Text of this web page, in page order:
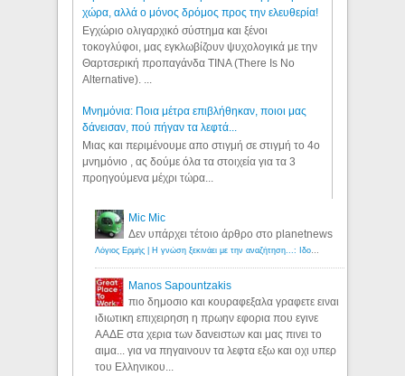
χώρα, αλλά ο μόνος δρόμος προς την ελευθερία!
Εγχώριο ολιγαρχικό σύστημα και ξένοι
τοκογλύφοι, μας εγκλωβίζουν ψυχολογικά με την
Θαρτσερική προπαγάνδα TINA (There Is No
Alternative). ...
Μνημόνια: Ποια μέτρα επιβλήθηκαν, ποιοι μας
δάνεισαν, πού πήγαν τα λεφτά...
Μιας και περιμένουμε απο στιγμή σε στιγμή το 4ο
μνημόνιο , ας δούμε όλα τα στοιχεία για τα 3
προηγούμενα μέχρι τώρα...
Mic Mic
Δεν υπάρχει τέτοιο άρθρο στο planetnews
Manos Sapountzakis
πιο δημοσιο και κουραφεξαλα γραφετε ειναι
ιδιωτικη επιχειρηση η πρωην εφορια που εγινε
ΑΑΔΕ στα χερια των δανειστων και μας πινει το
αιμα... για να πηγαινουν τα λεφτα εξω και οχι υπερ
του Ελληνικου...